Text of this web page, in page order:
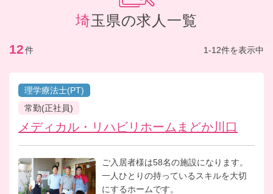
埼玉県の求人一覧
12件 1-12件を表示中
理学療法士(PT)
常勤(正社員)
メディカル・リハビリホームまどか川口
ご入居者様は58名の施設になります。
一人ひとりの持っているスキルを大切
にするホームです。